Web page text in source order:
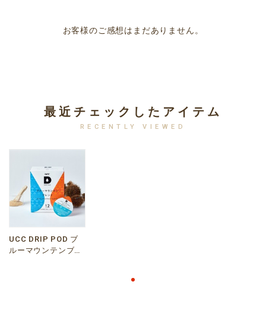
お客様のご感想はまだありません。
最近チェックしたアイテム
RECENTLY VIEWED
UCC DRIP POD ブ
ルーマウンテンブレ